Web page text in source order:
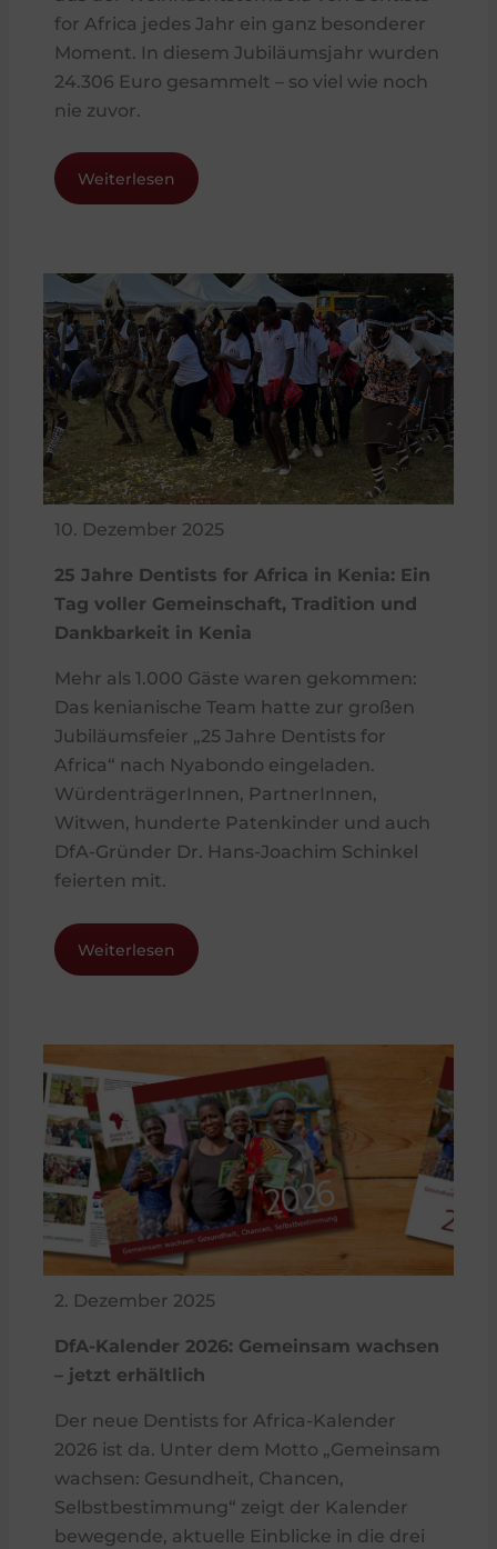
for Africa jedes Jahr ein ganz besonderer
Moment. In diesem Jubiläumsjahr wurden
24.306 Euro gesammelt – so viel wie noch
nie zuvor.
Weiterlesen
10. Dezember 2025
25 Jahre Dentists for Africa in Kenia: Ein
Tag voller Gemeinschaft, Tradition und
Dankbarkeit in Kenia
Mehr als 1.000 Gäste waren gekommen:
Das kenianische Team hatte zur großen
Jubiläumsfeier „25 Jahre Dentists for
Africa“ nach Nyabondo eingeladen.
WürdenträgerInnen, PartnerInnen,
Witwen, hunderte Patenkinder und auch
DfA-Gründer Dr. Hans-Joachim Schinkel
feierten mit.
Weiterlesen
2. Dezember 2025
DfA-Kalender 2026: Gemeinsam wachsen
– jetzt erhältlich
Der neue Dentists for Africa-Kalender
2026 ist da. Unter dem Motto „Gemeinsam
wachsen: Gesundheit, Chancen,
Selbstbestimmung“ zeigt der Kalender
bewegende, aktuelle Einblicke in die drei